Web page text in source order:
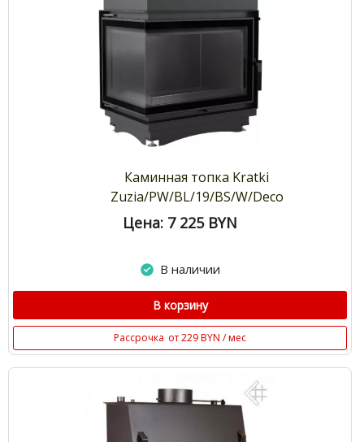
Каминная топка Kratki
Zuzia/PW/BL/19/BS/W/Deco
Цена: 7 225 BYN
В наличии
В корзину
Рассрочка от 229 BYN / мес